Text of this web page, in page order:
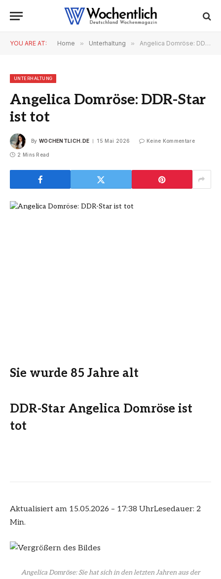
YOU ARE AT: Home » Unterhaltung » Angelica Domröse: DDR-Star ist tot
UNTERHALTUNG
Angelica Domröse: DDR-Star
ist tot
By WOCHENTLICH.DE 15 Mai 2026 Keine Kommentare
2 Mins Read
Sie wurde 85 Jahre alt
DDR-Star Angelica Domröse ist
tot
Aktualisiert am 15.05.2026 – 17:38 UhrLesedauer: 2
Min.
Angelica Domröse: Sie hat sich in den letzten Jahren aus der